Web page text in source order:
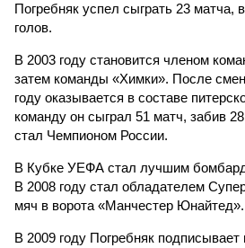
Погребняк успел сыграть 23 матча,
голов.
В 2003 году становится членом
затем команды «Химки». После
году оказывается в составе
команду он сыграл 51 матч, забив
стал Чемпионом России.
В Кубке УЕФА стал лучшим
В 2008 году стал обладателем
мяч в ворота «Манчестер Юнайтед».
В 2009 году Погребняк подписывает